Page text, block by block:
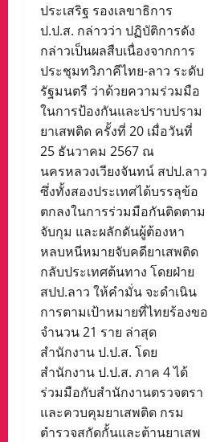
ประเสริฐ รองเลขาธิการ
ป.ป.ส. กล่าวว่า ปฏิบัติการดัง
กล่าวเป็นผลสืบเนื่องจากการ
ประชุมทวิภาคีไทย-ลาว ระดับ
รัฐมนตรี ว่าด้วยความร่วมมือ
ในการป้องกันและปราบปราม
ยาเสพติด ครั้งที่ 20 เมื่อวันที่
25 ธันวาคม 2567 ณ
นครหลวงเวียงจันทน์ สปป.ลาว
ซึ่งทั้งสองประเทศได้บรรลุข้อ
ตกลงในการร่วมมือกันติดตาม
จับกุม และผลักดันผู้ต้องหา
หลบหนีหมายจับคดียาเสพติด
กลับประเทศต้นทาง โดยฝ่าย
สปป.ลาว ให้คำมั่น จะดำเนิน
การตามเป้าหมายที่ไทยร้องขอ
จำนวน 21 ราย ล่าสุด
สำนักงาน ป.ป.ส. โดย
สำนักงาน ป.ป.ส. ภาค 4 ได้
ร่วมมือกับสำนักงานตรวจตรา
และควบคุมยาเสพติด กรม
ตำรวจสกัดกั้นและต้านยาเสพ